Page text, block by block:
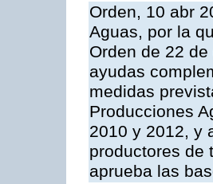
Orden, 10 abr
Aguas, por la
Orden de 22
ayudas
medidas
Producciones
2010 y 2012, y
productores de
aprueba las